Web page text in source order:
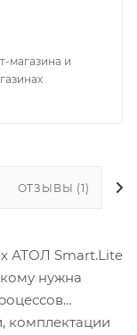
магазина и
ОТЗЫВЫ (1)
АТОЛ Smart.Lite
нужна
комплектации